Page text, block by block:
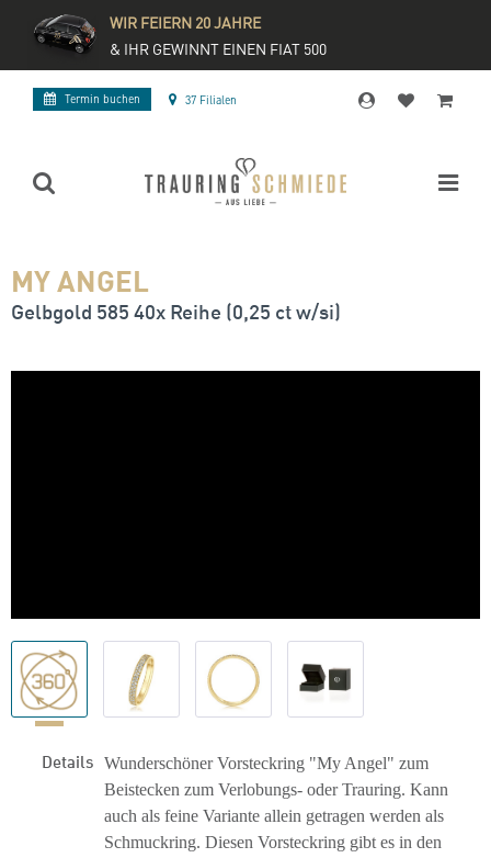
WIR FEIERN 20 JAHRE
& IHR GEWINNT EINEN FIAT 500
Termin buchen 37 Filialen
MY ANGEL
Gelbgold 585 40x Reihe (0,25 ct w/si)
Details Wunderschöner Vorsteckring "My Angel" zum
Beistecken zum Verlobungs- oder Trauring. Kann
auch als feine Variante allein getragen werden als
Schmuckring. Diesen Vorsteckring gibt es in den